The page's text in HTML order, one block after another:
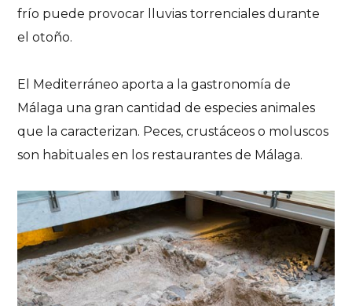
frío puede provocar lluvias torrenciales durante
el otoño.
El Mediterráneo aporta a la gastronomía de
Málaga una gran cantidad de especies animales
que la caracterizan. Peces, crustáceos o moluscos
son habituales en los restaurantes de Málaga.